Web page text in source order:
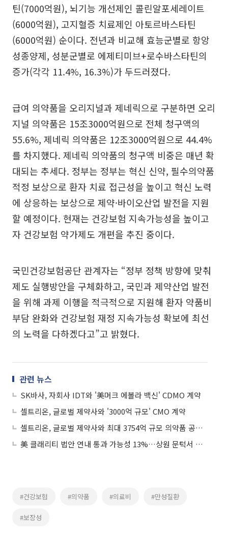
틴(7000억원), 뇌기능 개선제인 콜린알포세레이트
(6000억원), 고지혈증 치료제인 아토르바스타틴
(6000억원) 순이다. 전년과 비교해 효능군별로 항앙
성종양제, 성분군별로 에제티미브+로수바스타틴의
증가(각각 11.4%, 16.3%)가 두드러졌다.
급여 의약품을 오리지널과 제네릭으로 구분하면 오리
지널 의약품은 15조3000억원으로 전체 청구액의
55.6%, 제네릭 의약품은 12조3000억원으로 44.4%
를 차지했다. 제네릭 의약품의 청구액 비중은 매년 확
대되는 추세다. 정부는 정부는 혁신 신약, 필수의약품
적정 보상으로 환자 치료 접근성을 높이고 혁신 노력
에 상응하는 보상으로 제약·바이오산업 발전을 지원
할 예정이다. 현재는 건강보험 지속가능성을 높이고
자 건강보험 약가제도 개편을 추진 중이다.
국민건강보험공단 관계자는 “정부 정책 방향에 맞춰
제도 실행방안을 구체화하고, 국민과 제약산업 발전
을 위해 과제 이행을 적극적으로 지원해 환자 약품비
부담 완화와 건강보험 재정 지속가능성 확보에 최선
의 노력을 다하겠다고”고 밝혔다.
관련 뉴스
SK바사, 자회사 IDT와 '美머크 에볼라 백신' CDMO 계약
셀트리온, 글로벌 제약사와 '3000억 규모' CMO 계약
셀트리온, 글로벌 제약사와 최대 3754억 규모 의약품 공급 계약
美 클래리티 법안 연내 통과 가능성 13%…상원 문턱서 제동
#건강보험 #의약품 #의료비 #만성질환
#보장성